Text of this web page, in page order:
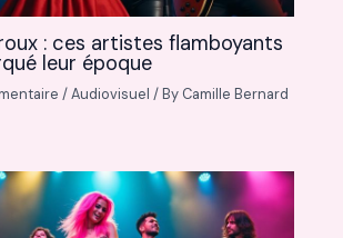
: ces artistes flamboyants
leur époque
/Audiovisuel / By Camille Bernard